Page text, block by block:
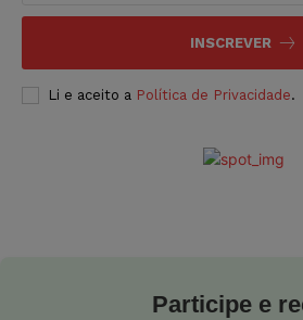
INSCREVER
Li e aceito a Política de Privacidade.
Participe e